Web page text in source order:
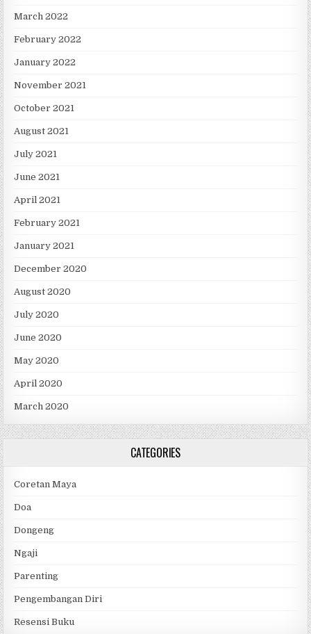
March 2022
February 2022
January 2022
November 2021
October 2021
August 2021
July 2021
June 2021
April 2021
February 2021
January 2021
December 2020
August 2020
July 2020
June 2020
May 2020
April 2020
March 2020
CATEGORIES
Coretan Maya
Doa
Dongeng
Ngaji
Parenting
Pengembangan Diri
Resensi Buku